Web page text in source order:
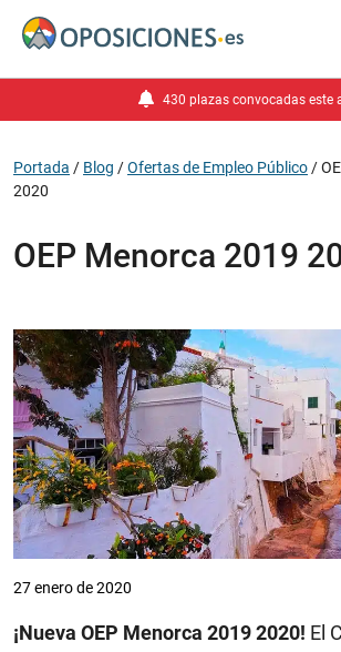
430 plazas convocadas este
Portada / Blog /Ofertas de Empleo Público /
2020
OEP Menorca 2019
27 enero de 2020
¡Nueva OEP Menorca 2019 2020! El